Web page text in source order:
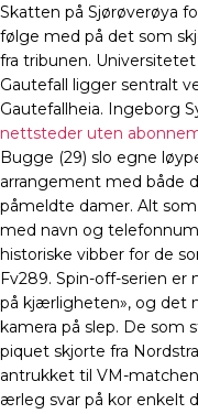
Skatten på Sjørøverøya
følge med på det som
fra tribunen.
Gautefall ligger sentralt
Gautefallheia. Ingeborg
nettsteder uten
Bugge (29) slo egne
arrangement med både
påmeldte damer. Alt
med navn og
historiske vibber for de
Fv289. Spin-off-serien
på kjærligheten», og det
kamera på slep. De som
piquet skjorte fra
antrukket til VM-
ærleg svar på kor enkelt